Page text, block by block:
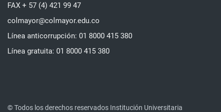
FAX + 57 (4) 421 99 47
colmayor@colmayor.edu.co
Línea anticorrupción: 01 8000 415 380
Línea gratuita: 01 8000 415 380
© Todos los derechos reservados Institución Universitaria